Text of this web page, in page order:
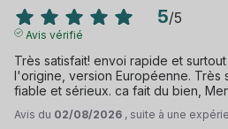
5/5
Avis vérifié
Très satisfait! envoi rapide et
l'origine, version Européenne. Très
fiable et sérieux. ca fait du bien,
Avis du 02/08/2026 , suite à une